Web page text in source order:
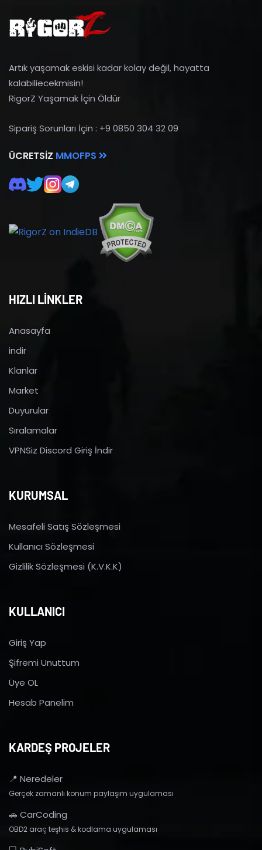
Artık yaşamak eskisi kadar kolay değil, hayatta
kalabiliecekmisin!
RigorZ Yaşamak İçin Öldür
Sipariş Sorunları İçin : +9 0850 304 32 09
ÜCRETSIZ MMOFPS
HIZLI LİNKLER
Anasayfa
indir
Klanlar
Market
Duyurular
Sıralamalar
VPNSiz Discord Giriş İndir
KURUMSAL
Mesafeli Satış Sözleşmesi
Kullanıcı Sözleşmesi
Gizlilik Sözleşmesi (K.V.K.K)
KULLANICI
Giriş Yap
Şifremi Unuttum
Üye OL
Hesab Panelim
KARDEŞ PROJELER
📍 Neredeler
Gerçek zamanlı konum paylaşım uygulaması
🚗 CarCoding
OBD2 araç teşhis & kodlama uygulaması